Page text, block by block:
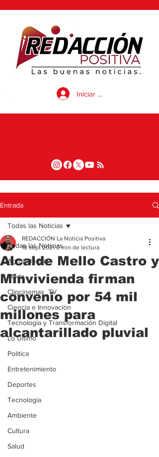
Iniciar sesión
Entrada
Todas las Noticias
Agroindustria
Moda
Clipcinemax_TV
Ciencia e Innovación
Tecnología y Transformación Digital
Lo Ultimo
Politica
Entretenimiento
Deportes
Tecnologia
Ambiente
Cultura
Salud
Todas las Noticias
Alcalde Mello Castro y
Minvivienda firman
convenio por 54 mil
millones para
alcantarillado pluvial
REDACCIÓN La Noticia Positiva
18 sept 2021 0 min de lectura